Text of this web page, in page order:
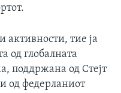
тие ја
од глобалната
поддржана од Стејт
од федерланиот